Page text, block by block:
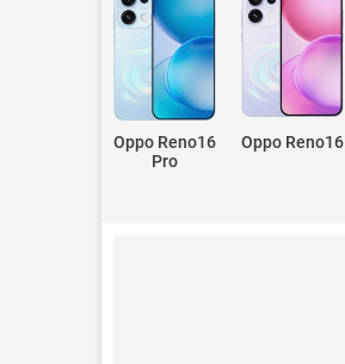
Oppo Reno16
Pro
Oppo Reno16